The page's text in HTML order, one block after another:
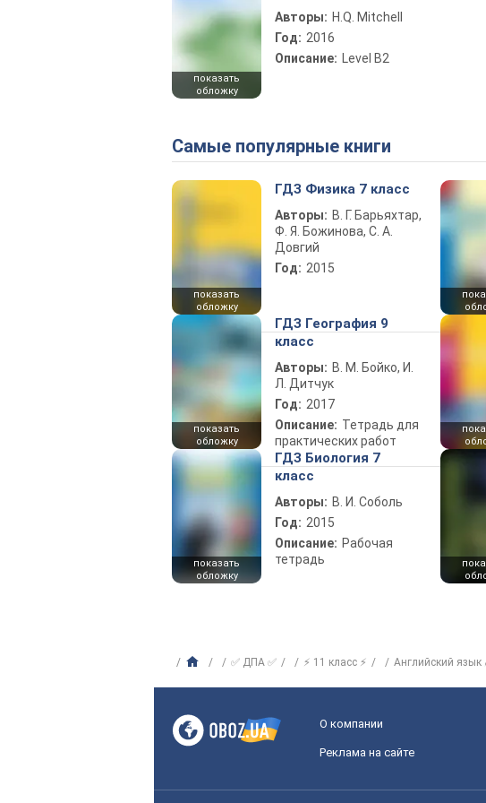
показать
обложку
Авторы: H.Q. Mitchell
Год: 2016
Описание: Level B2
Самые популярные книги
показать
обложку
ГДЗ Физика 7 класс
Авторы: В. Г. Барьяхтар,
Ф. Я. Божинова, С. А.
Довгий
Год: 2015
показать
обложку
ГДЗ География 9
класс
Авторы: В. М. Бойко, И.
Л. Дитчук
Год: 2017
Описание: Тетрадь для
практических работ
показать
обложку
ГДЗ Биология 7
класс
Авторы: В. И. Соболь
Год: 2015
Описание: Рабочая
тетрадь
✅ ДПА ✅ ⚡ 11 класс ⚡ Английский
О компании
Реклама на сайте